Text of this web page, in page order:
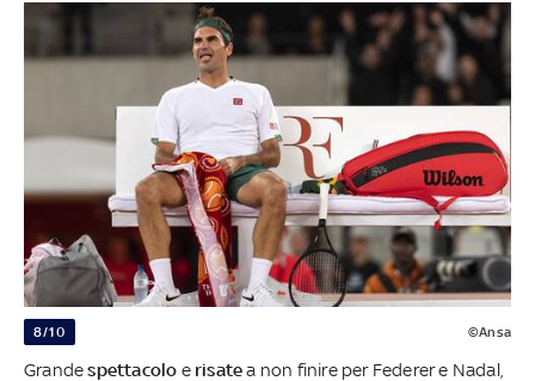
8/10 ©Ansa
Grandespettacolo e risatea non finire per Federer e Nadal,